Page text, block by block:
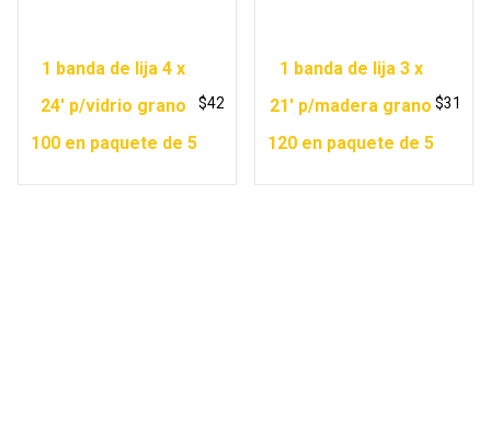
1 banda de lija 4 x
24′ p/vidrio grano
100 en paquete de 5
$42
1 banda de lija 3 x
21′ p/madera grano
120 en paquete de 5
$31